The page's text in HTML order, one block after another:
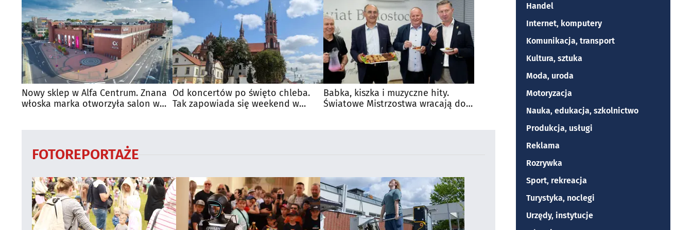
Nowy sklep w Alfa Centrum. Znana
włoska marka otworzyła salon w
Od koncertów po święto chleba.
Tak zapowiada się weekend w
Babka, kiszka i muzyczne hity.
Światowe Mistrzostwa wracają do
FOTOREPORTAŻE
Handel
Internet, komputery
Komunikacja, transport
Kultura, sztuka
Moda, uroda
Motoryzacja
Nauka, edukacja, szkolnictwo
Produkcja, usługi
Reklama
Rozrywka
Sport, rekreacja
Turystyka, noclegi
Urzędy, instytucje